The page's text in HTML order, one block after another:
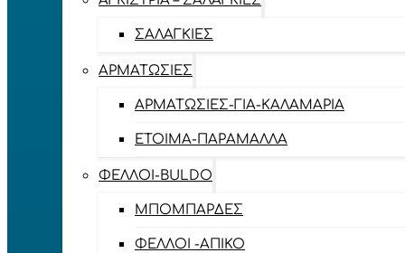
ΣΑΛΑΓΚΙΈΣ
ΑΡΜΑΤΩΣΙΈΣ
ΑΡΜΑΤΩΣΙΈΣ-ΓΙΑ-ΚΑΛΑΜΆΡΙΑ
ΈΤΟΙΜΑ-ΠΑΡΆΜΑΛΛΑ
ΦΕΛΛΟΊ-BULDO
ΜΠΟΜΠΆΡΔΕΣ
ΦΕΛΛΟΊ -ΑΠΊΚΟ